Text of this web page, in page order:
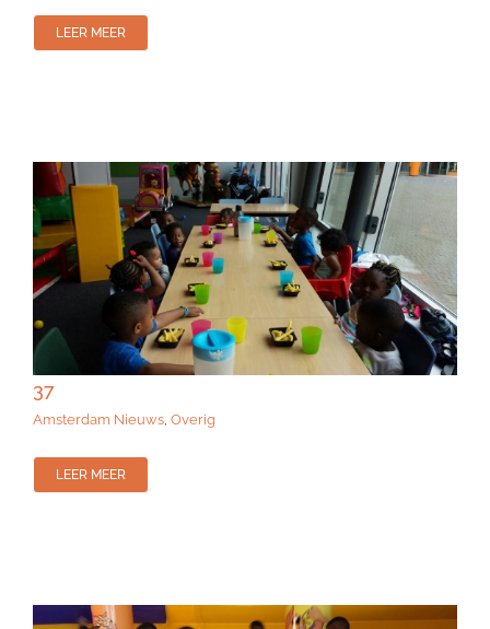
LEER MEER
37
Amsterdam Nieuws, Overig
LEER MEER